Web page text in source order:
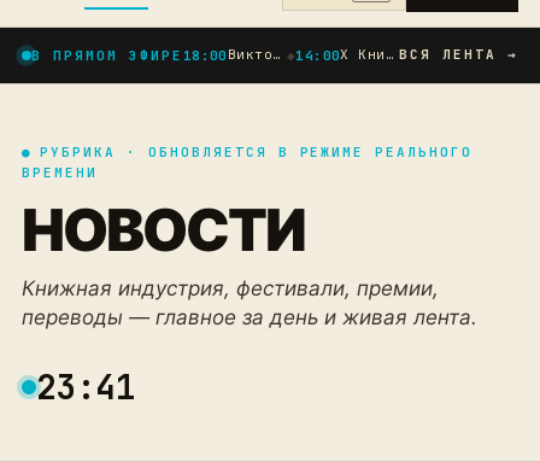
В ПРЯМОМ ЭФИРЕ 18:00 Виктор Ремизов, Елена Холмогорова и десятки современных авторов: опубликована пр... ◆14:00 X Книжный фестиваль «Пикник книг» в Тюмени — праздник чтения в юбилейный год гор... ВСЯ ЛЕНТА →
● РУБРИКА · ОБНОВЛЯЕТСЯ В РЕЖИМЕ РЕАЛЬНОГО
ВРЕМЕНИ
НОВОСТИ
Книжная индустрия, фестивали, премии,
переводы — главное за день и живая лента.
23:41